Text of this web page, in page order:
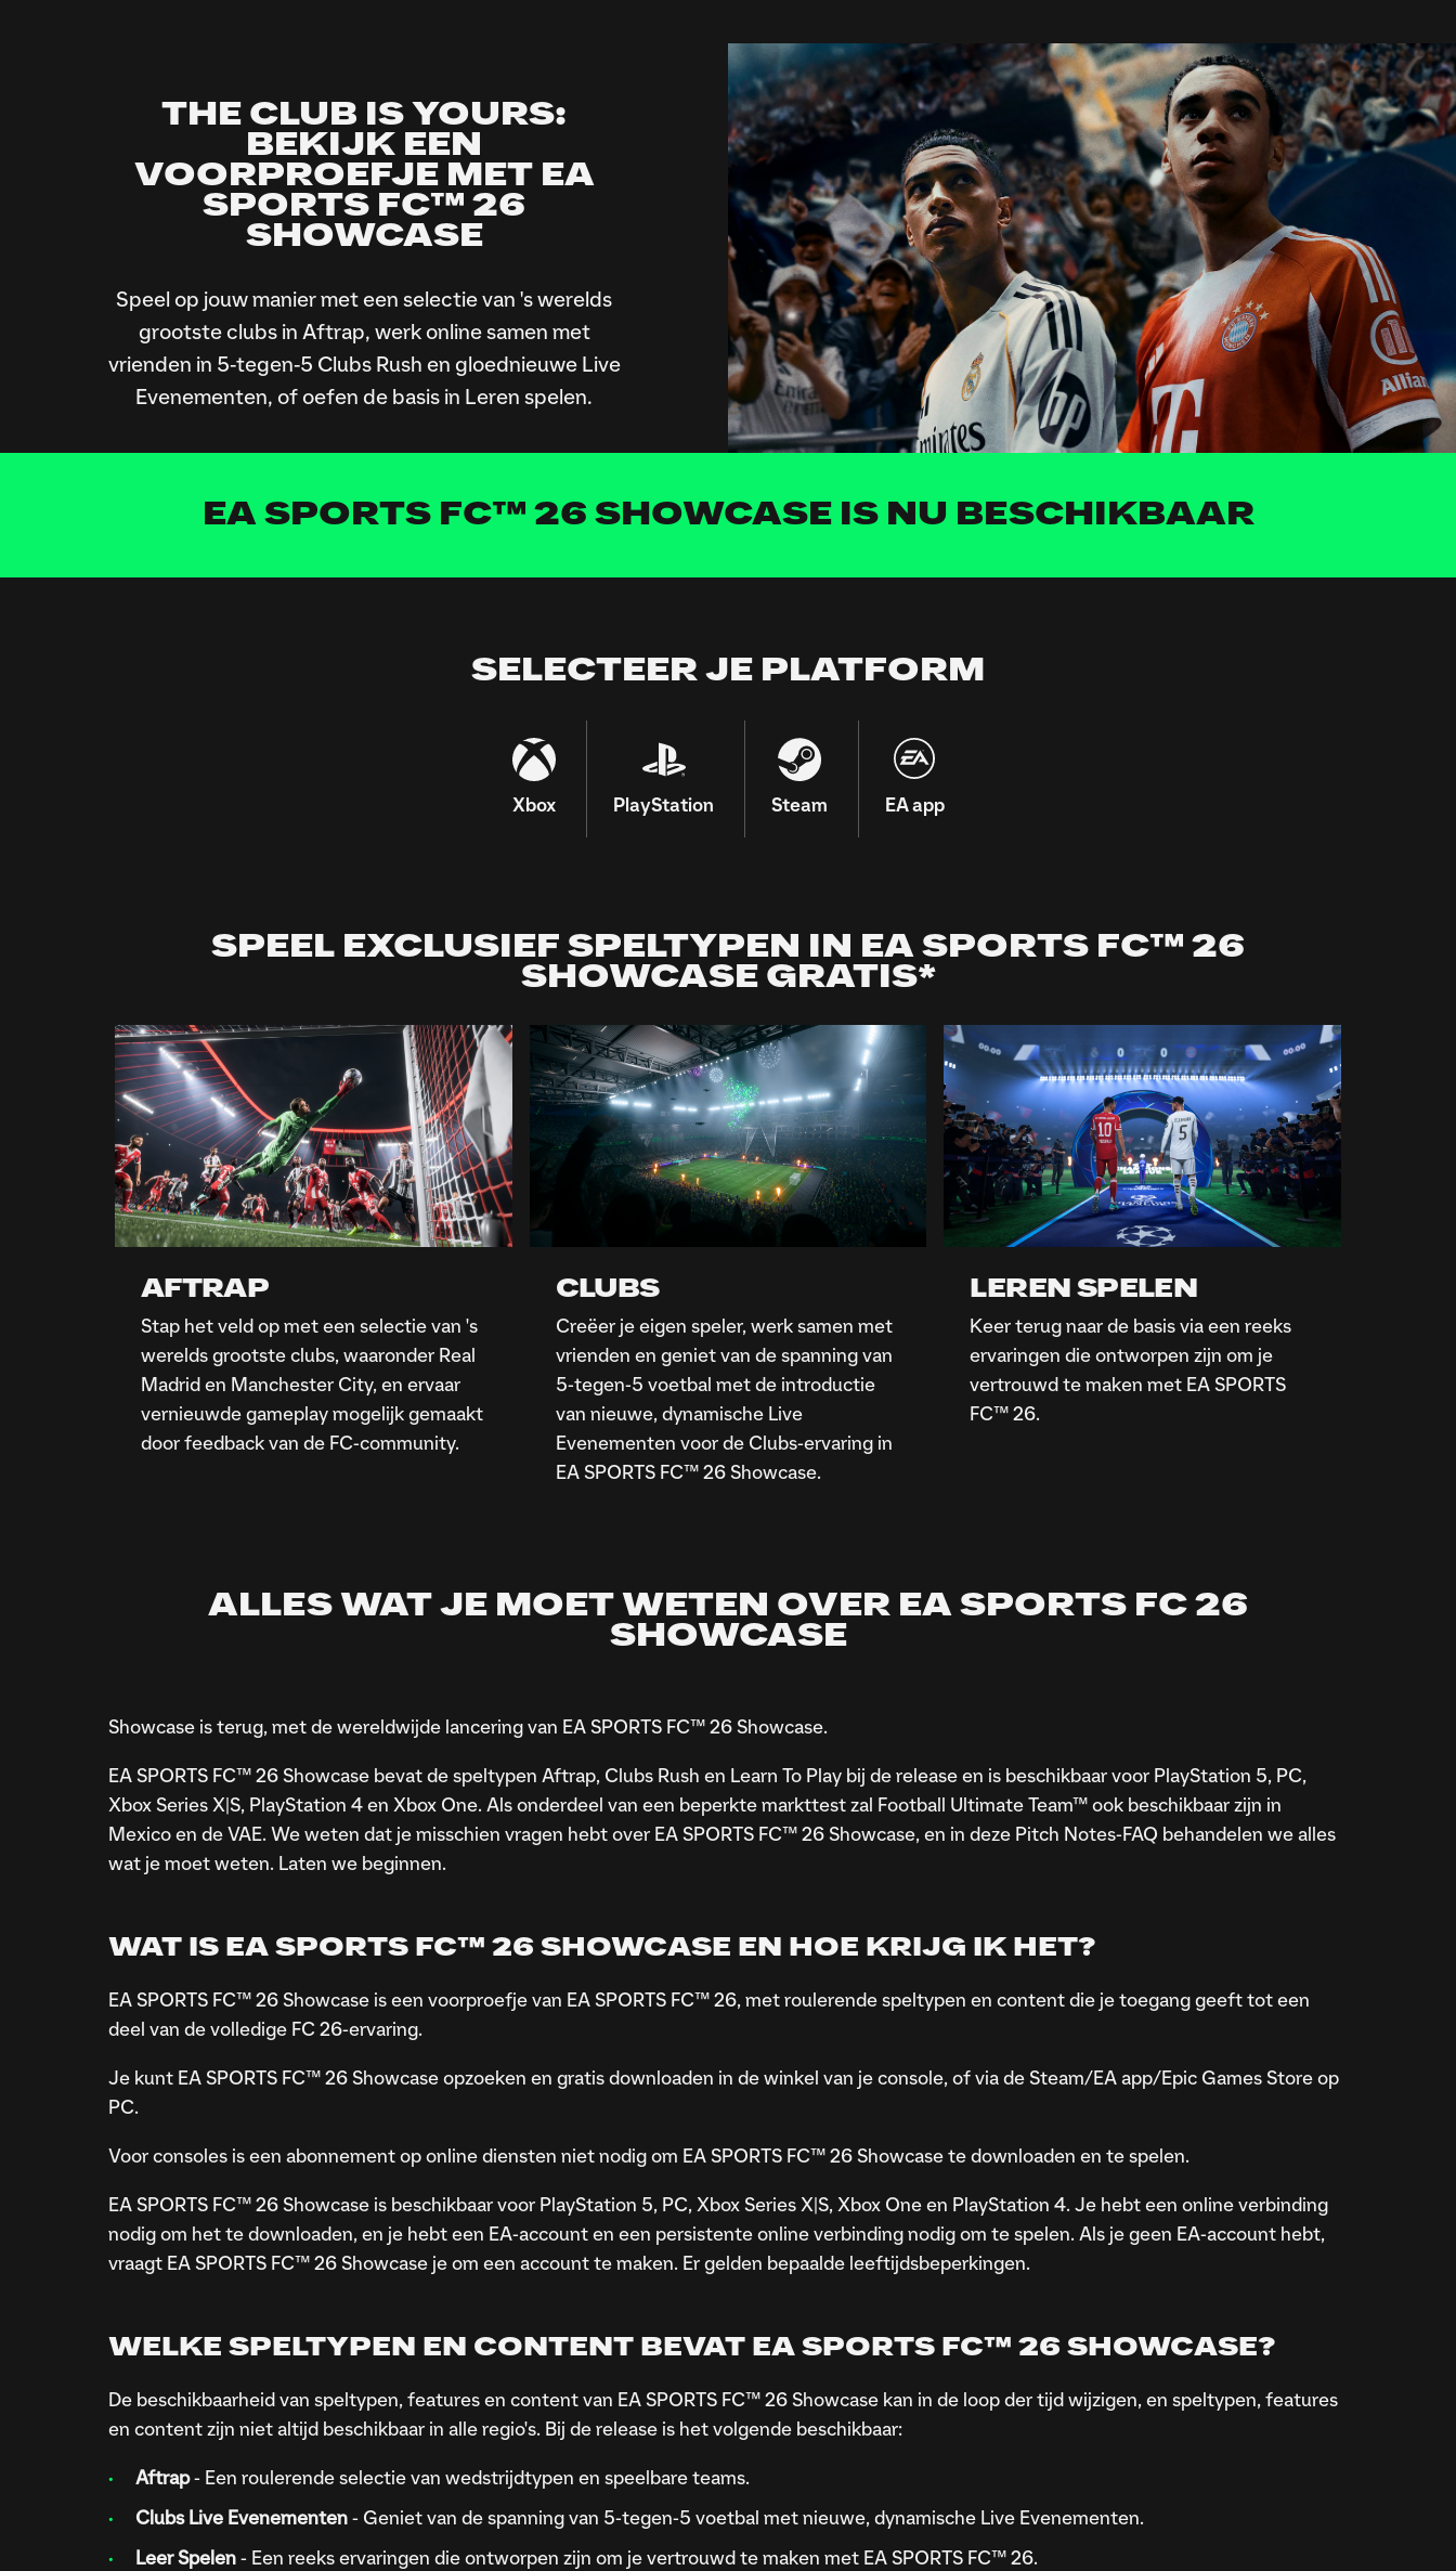
THE CLUB IS YOURS:
BEKIJK EEN
VOORPROEFJE MET EA
SPORTS FC™ 26
SHOWCASE
Speel op jouw manier met een selectie van 's werelds
grootste clubs in Aftrap, werk online samen met
vrienden in 5-tegen-5 Clubs Rush en gloednieuwe Live
Evenementen, of oefen de basis in Leren spelen.
EA SPORTS FC™ 26 SHOWCASE IS NU BESCHIKBAAR
SPEEL EXCLUSIEF SPELTYPEN IN EA SPORTS FC™ 26
SHOWCASE GRATIS*
ALLES WAT JE MOET WETEN OVER EA SPORTS FC 26
SHOWCASE
Showcase is terug, met de wereldwijde lancering van EA SPORTS FC™ 26 Showcase.
EA SPORTS FC™ 26 Showcase bevat de speltypen Aftrap, Clubs Rush en Learn To Play bij de release en is beschikbaar voor PlayStation 5, PC,
Xbox Series X|S, PlayStation 4 en Xbox One. Als onderdeel van een beperkte markttest zal Football Ultimate Team™ ook beschikbaar zijn in
Mexico en de VAE. We weten dat je misschien vragen hebt over EA SPORTS FC™ 26 Showcase, en in deze Pitch Notes-FAQ behandelen we alles
wat je moet weten. Laten we beginnen.
WAT IS EA SPORTS FC™ 26 SHOWCASE EN HOE KRIJG IK HET?
EA SPORTS FC™ 26 Showcase is een voorproefje van EA SPORTS FC™ 26, met roulerende speltypen en content die je toegang geeft tot een
deel van de volledige FC 26-ervaring.
Je kunt EA SPORTS FC™ 26 Showcase opzoeken en gratis downloaden in de winkel van je console, of via de Steam/EA app/Epic Games Store op
PC.
Voor consoles is een abonnement op online diensten niet nodig om EA SPORTS FC™ 26 Showcase te downloaden en te spelen.
EA SPORTS FC™ 26 Showcase is beschikbaar voor PlayStation 5, PC, Xbox Series X|S, Xbox One en PlayStation 4. Je hebt een online verbinding
nodig om het te downloaden, en je hebt een EA-account en een persistente online verbinding nodig om te spelen. Als je geen EA-account hebt,
vraagt EA SPORTS FC™ 26 Showcase je om een account te maken. Er gelden bepaalde leeftijdsbeperkingen.
WELKE SPELTYPEN EN CONTENT BEVAT EA SPORTS FC™ 26 SHOWCASE?
De beschikbaarheid van speltypen, features en content van EA SPORTS FC™ 26 Showcase kan in de loop der tijd wijzigen, en speltypen, features
en content zijn niet altijd beschikbaar in alle regio's. Bij de release is het volgende beschikbaar:
Aftrap- Een roulerende selectie van wedstrijdtypen en speelbare teams.
Clubs Live Evenementen- Geniet van de spanning van 5-tegen-5 voetbal met nieuwe, dynamische Live Evenementen.
Leer Spelen - Een reeks ervaringen die ontworpen zijn om je vertrouwd te maken met EA SPORTS FC™ 26.
EA APP AL GEÏNSTALLEERD?
Open de EA app
Download en installeer het spel via de FC Showcase Game Hub
HEB JE EA APP NIET?
aanmaken.
Zoek naar “FC Showcase”